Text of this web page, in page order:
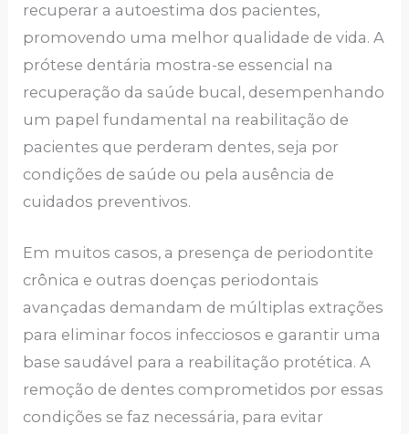
recuperar a autoestima dos pacientes,
promovendo uma melhor qualidade de vida. A
prótese dentária mostra-se essencial na
recuperação da saúde bucal, desempenhando
um papel fundamental na reabilitação de
pacientes que perderam dentes, seja por
condições de saúde ou pela ausência de
cuidados preventivos.
Em muitos casos, a presença de periodontite
crônica e outras doenças periodontais
avançadas demandam de múltiplas extrações
para eliminar focos infecciosos e garantir uma
base saudável para a reabilitação protética. A
remoção de dentes comprometidos por essas
condições se faz necessária, para evitar